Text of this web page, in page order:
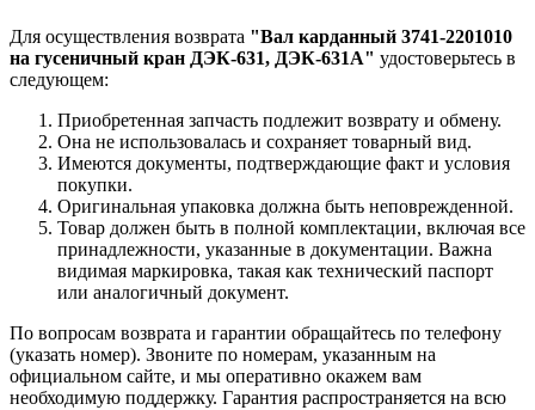
Для осуществления возврата "Вал карданный 3741-2201010
на гусеничный кран ДЭК-631, ДЭК-631А" удостоверьтесь в
следующем:
Приобретенная запчасть подлежит возврату и обмену.
Она не использовалась и сохраняет товарный вид.
Имеются документы, подтверждающие факт и условия
покупки.
Оригинальная упаковка должна быть неповрежденной.
Товар должен быть в полной комплектации, включая все
принадлежности, указанные в документации. Важна
видимая маркировка, такая как технический паспорт
или аналогичный документ.
По вопросам возврата и гарантии обращайтесь по телефону
(указать номер). Звоните по номерам, указанным на
официальном сайте, и мы оперативно окажем вам
необходимую поддержку. Гарантия распространяется на всю